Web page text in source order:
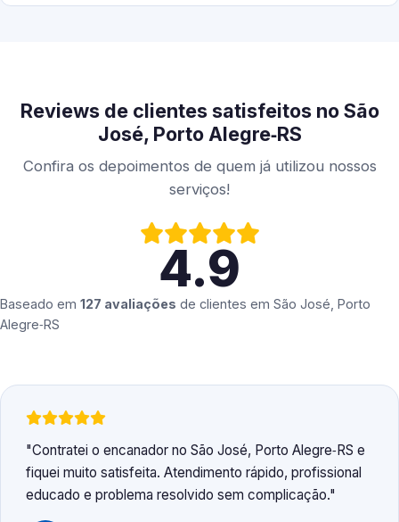
Reviews de clientes satisfeitos no São
José, Porto Alegre‑RS
Confira os depoimentos de quem já utilizou nossos
serviços!
4.9
Baseado em 127 avaliações de clientes em São José, Porto
Alegre‑RS
Contratei o encanador no São José, Porto Alegre‑RS e
fiquei muito satisfeita. Atendimento rápido, profissional
educado e problema resolvido sem complicação.